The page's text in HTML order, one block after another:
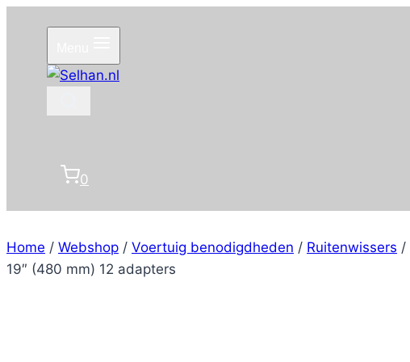
inhoud
0
Home / Webshop / Voertuig benodigdheden / Ruitenwissers /
19″ (480 mm) 12 adapters